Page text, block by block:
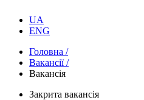
UA
ENG
Головна /
Вакансії /
Вакансія
Закрита вакансія